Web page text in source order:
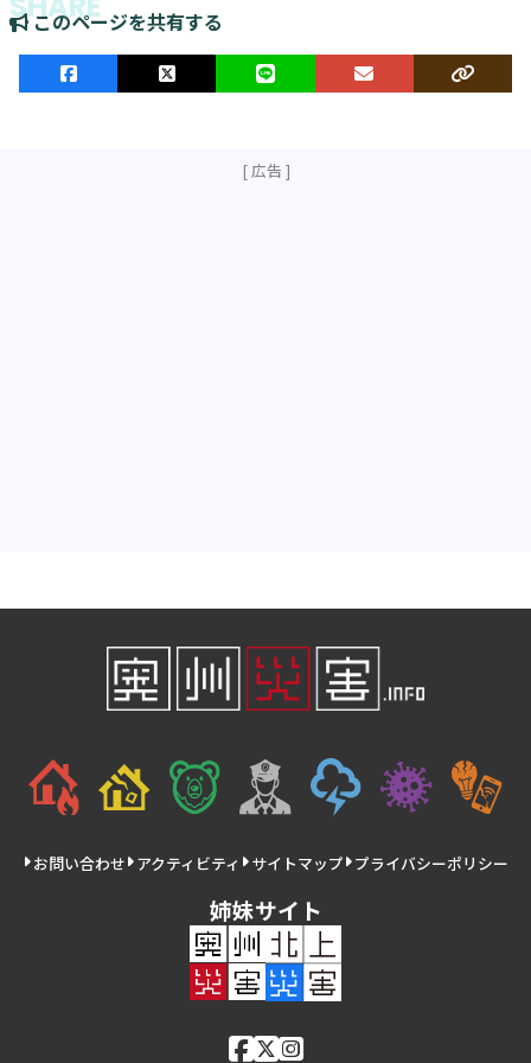
このページを共有する
お問い合わせ アクティビティ サイトマップ プライバシーポリシー
姉妹サイト